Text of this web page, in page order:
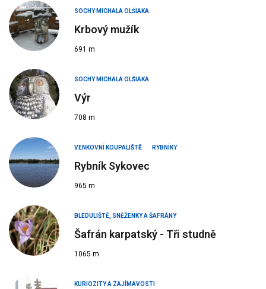
SOCHY MICHALA OLŠIAKA
Krbový mužík
691 m
SOCHY MICHALA OLŠIAKA
Výr
708 m
VENKOVNÍ KOUPALIŠTĚ RYBNÍKY
Rybník Sykovec
965 m
BLEDULIŠTĚ, SNĚŽENKY A ŠAFRÁNY
Šafrán karpatský - Tři studně
1065 m
KURIOZITY A ZAJÍMAVOSTI